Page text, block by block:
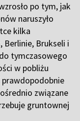
po tym, jak
naruszyło
kilka
Berlinie, Brukseli i
tymczasowego
w pobliżu
związane
gruntownej